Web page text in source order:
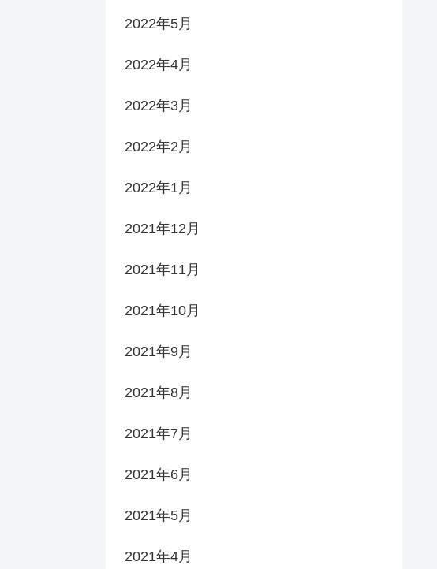
2022年5月
2022年4月
2022年3月
2022年2月
2022年1月
2021年12月
2021年11月
2021年10月
2021年9月
2021年8月
2021年7月
2021年6月
2021年5月
2021年4月